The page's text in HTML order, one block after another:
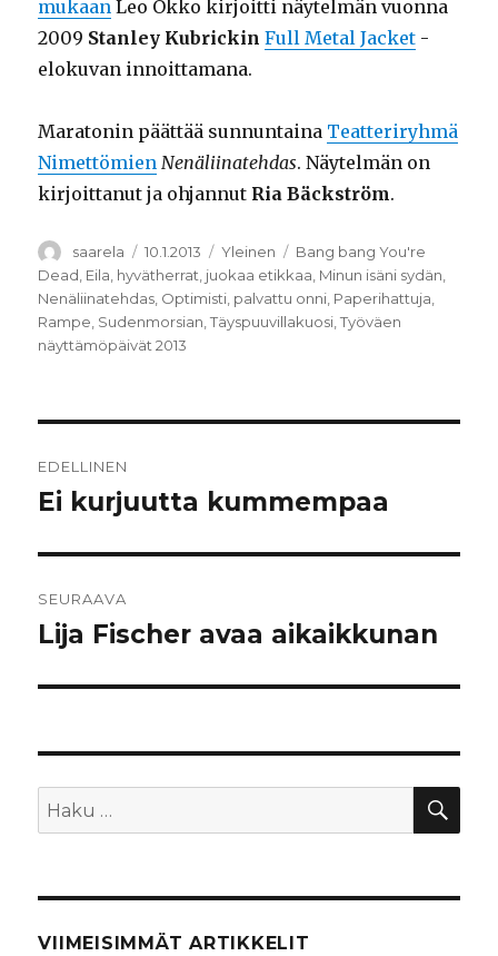
mukaan Leo Okko kirjoitti näytelmän vuonna
2009 Stanley Kubrickin Full Metal Jacket -
elokuvan innoittamana.
Maratonin päättää sunnuntaina Teatteriryhmä
Nimettömien Nenäliinatehdas. Näytelmän on
kirjoittanut ja ohjannut Ria Bäckström.
Kirjoittaja
saarela Julkaistu
10.1.2013 Kategoriat
Yleinen Avainsanat
Bang bang You're
Dead, Eila, hyvätherrat, juokaa etikkaa, Minun isäni sydän,
Nenäliinatehdas, Optimisti, palvattu onni, Paperihattuja,
Rampe, Sudenmorsian,Täyspuuvillakuosi,Työväen
näyttämöpäivät 2013
selaus
EDELLINEN
Edellinen
Ei kurjuutta kummempaa
SEURAAVA
Seuraava
Lija Fischer avaa aikaikkunan
Etsi:
VIIMEISIMMÄT ARTIKKELIT